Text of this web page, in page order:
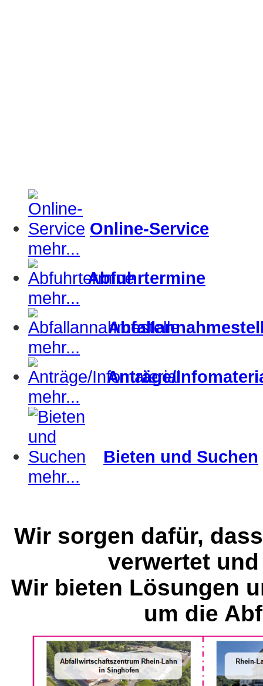
Online-Service
mehr...
Abfuhrtermine
mehr...
mehr...
Anträge/
mehr...
Bieten und Suchen
mehr...
Wir sorgen dafür,
verwertet
Wir bieten Lösungen
um die